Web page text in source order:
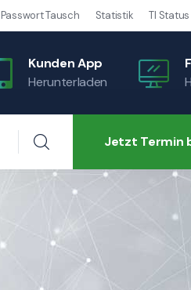
Passwort Tausch Statistik TI Status
Kunden App
Herunterladen
Jetzt Termin